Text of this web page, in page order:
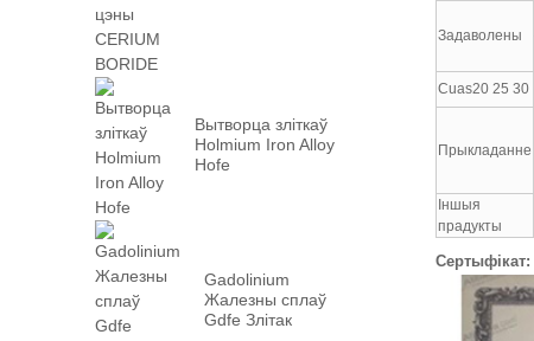
Вытворца зліткаў
Holmium Iron Alloy
Hofe
Gadolinium
Жалезны сплаў
Gdfe Злітак
Задаволены
Cuas20 25 30
Прыкладанне
Іншыя
прадукты
Сертыфікат: